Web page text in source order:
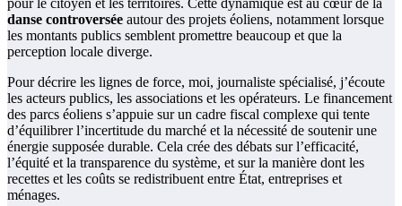
pour le citoyen et les territoires. Cette dynamique est au cœur de la
danse controversée autour des projets éoliens, notamment lorsque
les montants publics semblent promettre beaucoup et que la
perception locale diverge.
Pour décrire les lignes de force, moi, journaliste spécialisé, j’écoute
les acteurs publics, les associations et les opérateurs. Le financement
des parcs éoliens s’appuie sur un cadre fiscal complexe qui tente
d’équilibrer l’incertitude du marché et la nécessité de soutenir une
énergie supposée durable. Cela crée des débats sur l’efficacité,
l’équité et la transparence du système, et sur la manière dont les
recettes et les coûts se redistribuent entre État, entreprises et
ménages.